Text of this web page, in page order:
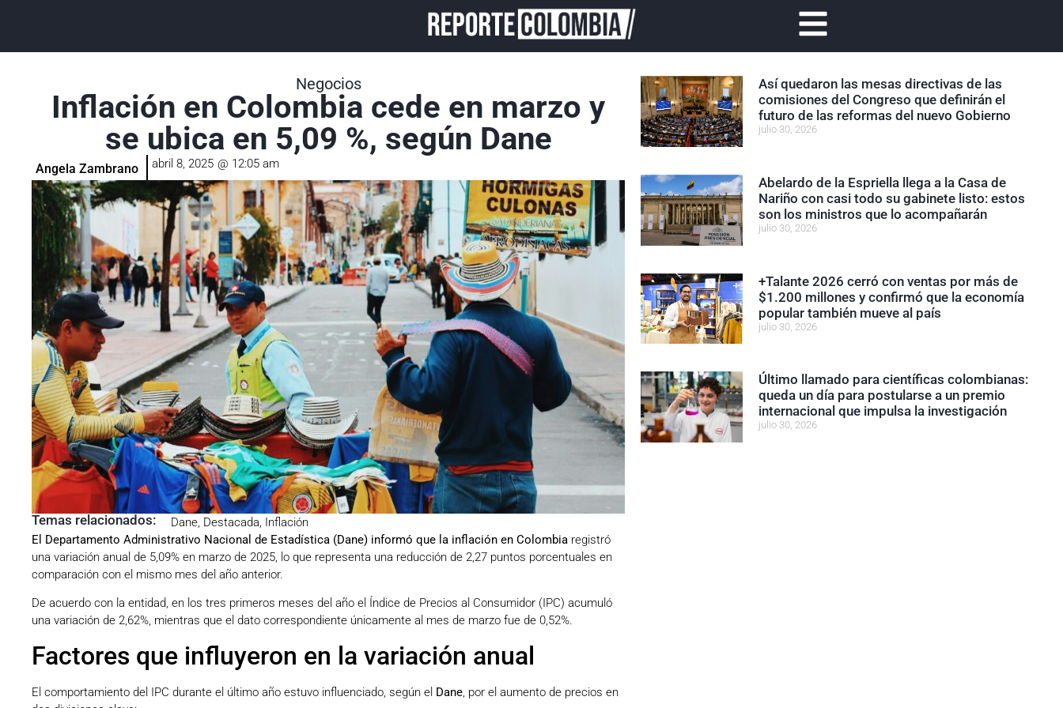
Negocios
Inflación en Colombia cede en marzo y
se ubica en 5,09 %, según Dane
Angela Zambrano abril 8, 2025 @ 12:05 am
Temas relacionados: Dane, Destacada, Inflación
El Departamento Administrativo Nacional de Estadística (Dane) informó que la inflación en Colombia registró
una variación anual de 5,09% en marzo de 2025, lo que representa una reducción de 2,27 puntos porcentuales en
comparación con el mismo mes del año anterior.
De acuerdo con la entidad, en los tres primeros meses del año el Índice de Precios al Consumidor (IPC) acumuló
una variación de 2,62%, mientras que el dato correspondiente únicamente al mes de marzo fue de 0,52%.
Factores que influyeron en la variación anual
El comportamiento del IPC durante el último año estuvo influenciado, según el Dane, por el aumento de precios en
Así quedaron las mesas directivas de las
comisiones del Congreso que definirán el
futuro de las reformas del nuevo Gobierno
julio 30, 2026
Abelardo de la Espriella llega a la Casa de
Nariño con casi todo su gabinete listo: estos
son los ministros que lo acompañarán
julio 30, 2026
+Talante 2026 cerró con ventas por más de
$1.200 millones y confirmó que la economía
popular también mueve al país
julio 30, 2026
Último llamado para científicas colombianas:
queda un día para postularse a un premio
internacional que impulsa la investigación
julio 30, 2026